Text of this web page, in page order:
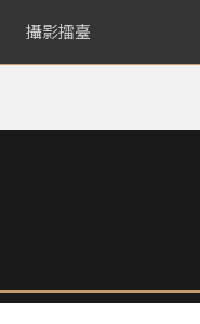
攝影擂臺